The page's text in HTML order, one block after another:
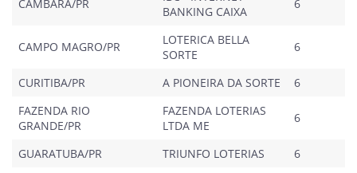
CAMBARA/PR
BANKING CAIXA
6
CAMPO MAGRO/PR
LOTERICA BELLA
SORTE
6
CURITIBA/PR A PIONEIRA DA SORTE
6
FAZENDA RIO
GRANDE/PR
FAZENDA LOTERIAS
LTDA ME
6
GUARATUBA/PR TRIUNFO LOTERIAS
6